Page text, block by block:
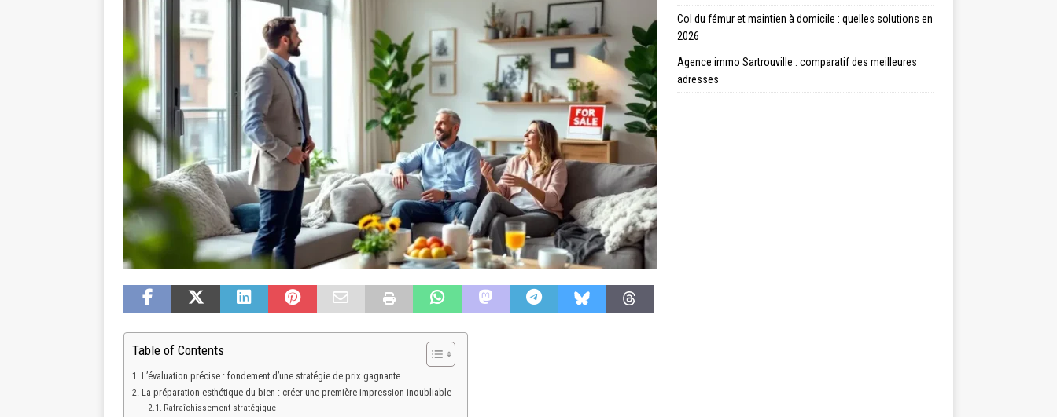
Table of Contents
L’évaluation précise : fondement d’une stratégie de prix gagnante
La préparation esthétique du bien : créer une première impression inoubliable
Rafraîchissement stratégique
Col du fémur et maintien à domicile : quelles solutions en
2026
Agence immo Sartrouville : comparatif des meilleures
adresses